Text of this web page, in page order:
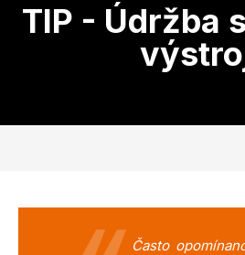
TIP - Údržba
Často